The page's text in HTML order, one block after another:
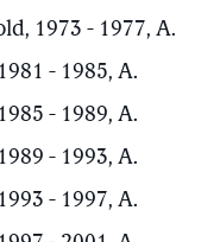
1973 - 1977, A.
- 1985, A.
- 1989, A.
- 1993, A.
- 1997, A.